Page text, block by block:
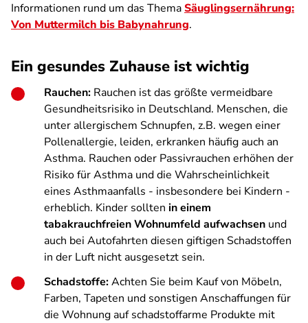
Informationen rund um das ThemaSäuglingsernährung:
Von Muttermilch bis Babynahrung.
Ein gesundes Zuhause ist wichtig
Rauchen: Rauchen ist das größte vermeidbare
Gesundheitsrisiko in Deutschland. Menschen, die
unter allergischem Schnupfen, z.B. wegen einer
Pollenallergie, leiden, erkranken häufig auch an
Asthma. Rauchen oder Passivrauchen erhöhen der
Risiko für Asthma und die Wahrscheinlichkeit
eines Asthmaanfalls - insbesondere bei Kindern -
erheblich. Kinder sollten in einem
tabakrauchfreien Wohnumfeld aufwachsen und
auch bei Autofahrten diesen giftigen Schadstoffen
in der Luft nicht ausgesetzt sein.
Schadstoffe:Achten Sie beim Kauf von Möbeln,
Farben, Tapeten und sonstigen Anschaffungen für
die Wohnung auf schadstoffarme Produkte mit